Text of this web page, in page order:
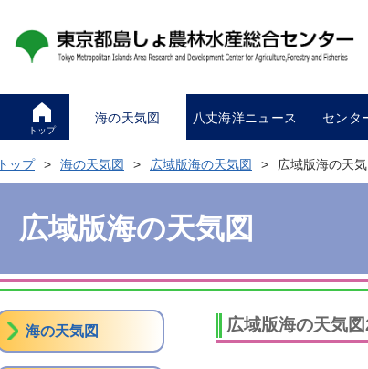
トップ
海の天気図 八丈海洋ニュース センタ
トップ 海の天気図 広域版海の天気図 広域版海の天
広域版海の天気図
広域版海の天気
海の天気図